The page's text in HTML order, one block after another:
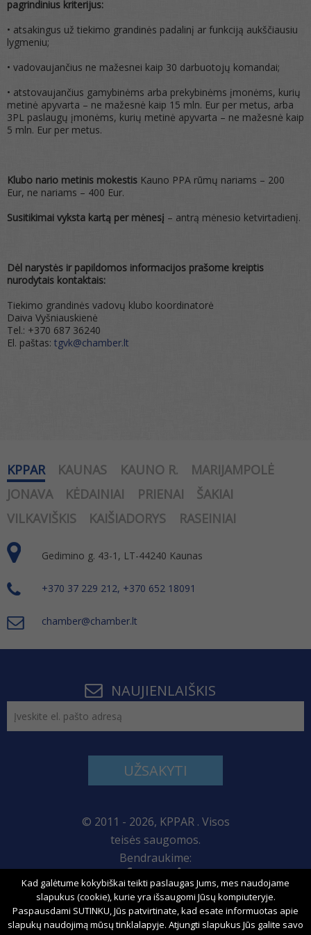
pagrindinius kriterijus:
• atsakingus už tiekimo grandinės padalinį ar funkciją aukščiausiu
lygmeniu;
• vadovaujančius ne mažesnei kaip 30 darbuotojų komandai;
• atstovaujančius gamybinėms arba prekybinėms įmonėms, kurių
metinė apyvarta – ne mažesnė kaip 15 mln. Eur per metus, arba
3PL paslaugų įmonėms, kurių metinė apyvarta – ne mažesnė kaip
5 mln. Eur per metus.
Klubo nario metinis mokestis Kauno PPA rūmų nariams – 200
Eur, ne nariams – 400 Eur.
Susitikimai vyksta kartą per mėnesį – antrą mėnesio ketvirtadienį.
Dėl narystės ir papildomos informacijos prašome kreiptis
nurodytais kontaktais:
Tiekimo grandinės vadovų klubo koordinatorė
Daiva Vyšniauskienė
Tel.: +370 687 36240
El. paštas: tgvk@chamber.lt
KPPAR KAUNAS KAUNO R.
MARIJAMPOLĖ
JONAVA
KĖDAINIAI PRIENAI
ŠAKIAI
VILKAVIŠKIS
KAIŠIADORYS RASEINIAI
Gedimino g. 43-1, LT-44240 Kaunas
+370 37 229 212, +370 652 18091
chamber@chamber.lt
NAUJIENLAIŠKIS
UŽSAKYTI
© 2011 - 2026, KPPAR . Visos
teisės saugomos.
Bendraukime:
Svetainės žemėlapis
Kad galėtume kokybiškai teikti paslaugas Jums, mes naudojame
slapukus (cookie), kurie yra išsaugomi Jūsų kompiuteryje.
Paspausdami SUTINKU, Jūs patvirtinate, kad esate informuotas apie
slapukų naudojimą mūsų tinklalapyje. Atjungti slapukus Jūs galite savo